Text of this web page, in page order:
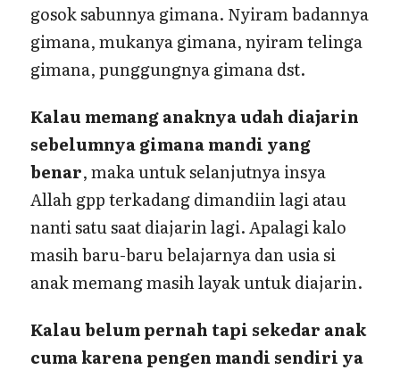
gosok sabunnya gimana. Nyiram badannya
gimana, mukanya gimana, nyiram telinga
gimana, punggungnya gimana dst.
Kalau memang anaknya udah diajarin
sebelumnya gimana mandi yang
benar, maka untuk selanjutnya insya
Allah gpp terkadang dimandiin lagi atau
nanti satu saat diajarin lagi. Apalagi kalo
masih baru-baru belajarnya dan usia si
anak memang masih layak untuk diajarin.
Kalau belum pernah tapi sekedar anak
cuma karena pengen mandi sendiri ya